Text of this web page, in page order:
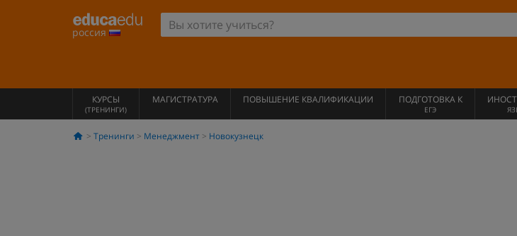
россия
КУРСЫ
(ТРЕНИНГИ)
МАГИСТРАТУРА ПОВЫШЕНИЕ КВАЛИФИКАЦИИ ПОДГОТОВКА К
ЕГЭ
Тренинги Менеджмент Новокузнецк